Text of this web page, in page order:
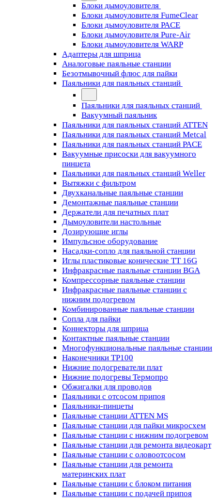
Блоки дымоуловителя
Блоки дымоуловителя FumeClear
Блоки дымоуловителя PACE
Блоки дымоуловителя Pure-Air
Блоки дымоуловителя WARP
Адаптеры для шприца
Аналоговые паяльные станции
Безотмывочный флюс для пайки
Паяльники для паяльных станций
Паяльники для паяльных станций
Вакуумный паяльник
Паяльники для паяльных станций ATTEN
Паяльники для паяльных станций Metcal
Паяльники для паяльных станций PACE
Вакуумные присоски для вакуумного
пинцета
Паяльники для паяльных станций Weller
Вытяжки с фильтром
Двухканальные паяльные станции
Демонтажные паяльные станции
Держатели для печатных плат
Дымоуловители настольные
Дозирующие иглы
Импульсное оборудование
Насадки-сопло для паяльной станции
Иглы пластиковые конические TT 16G
Инфракрасные паяльные станции BGA
Компрессорные паяльные станции
Инфракрасные паяльные станции с
нижним подогревом
Комбинированные паяльные станции
Сопла для пайки
Коннекторы для шприца
Контактные паяльные станции
Многофункциональные паяльные станции
Наконечники TP100
Нижние подогреватели плат
Нижние подогревы Термопро
Обжигалки для проводов
Паяльники с отсосом припоя
Паяльники-пинцеты
Паяльные станции ATTEN MS
Паяльные станции для пайки микросхем
Паяльные станции с нижним подогревом
Паяльные станции для ремонта видеокарт
Паяльные станции с оловоотсосом
Паяльные станции для ремонта
материнских плат
Паяльные станции с блоком питания
Паяльные станции с подачей припоя